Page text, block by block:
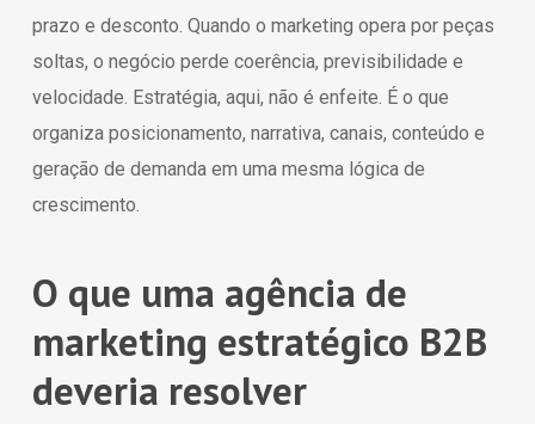
prazo e desconto. Quando o marketing opera por peças
soltas, o negócio perde coerência, previsibilidade e
velocidade. Estratégia, aqui, não é enfeite. É o que
organiza posicionamento, narrativa, canais, conteúdo e
geração de demanda em uma mesma lógica de
crescimento.
O que uma agência de
marketing estratégico B2B
deveria resolver